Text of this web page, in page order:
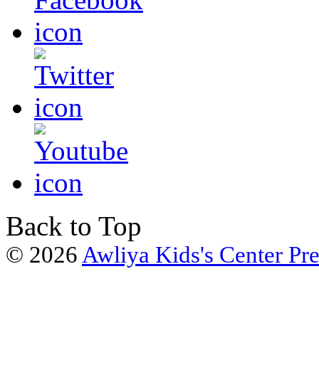
Back to Top
© 2026 Awliya Kids's Center